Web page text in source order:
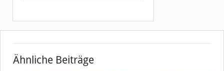
Ähnliche Beiträge